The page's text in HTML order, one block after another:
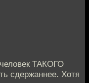
ТАКОГО
сдержаннее. Хотя